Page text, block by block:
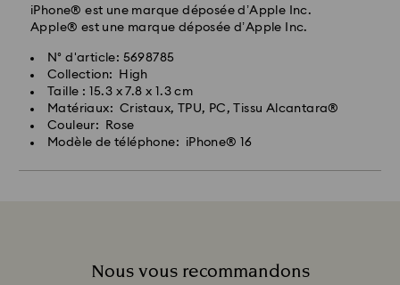
iPhone® est une marque déposée d’Apple Inc.
Apple® est une marque déposée d’Apple Inc.
N° d'article: 5698785
Collection: High
Taille : 15.3 x 7.8 x 1.3 cm
Matériaux: Cristaux, TPU, PC, Tissu Alcantara®
Couleur: Rose
Modèle de téléphone: iPhone® 16
Nous vous recommandons